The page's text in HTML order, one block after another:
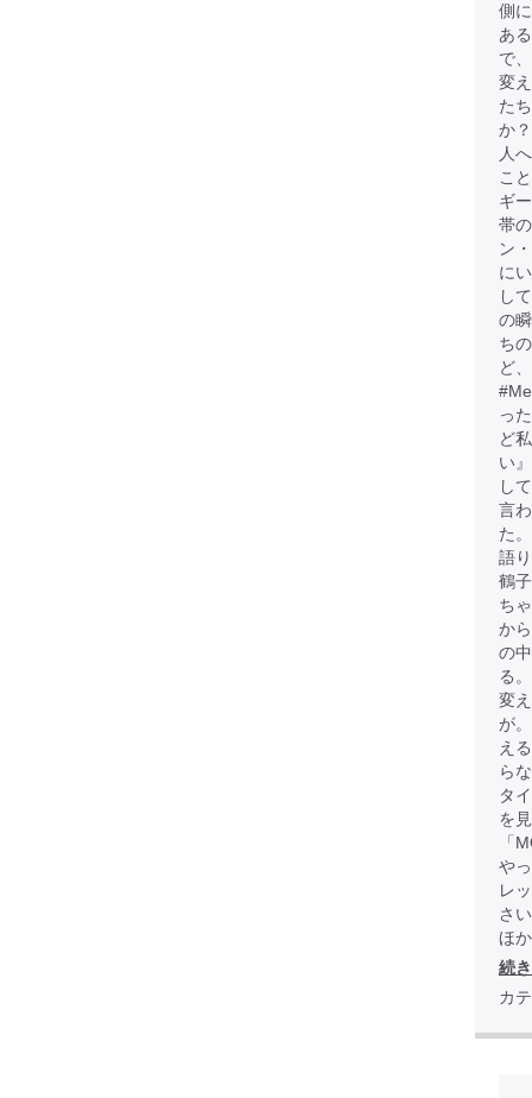
側
あ
で
変
た
か
人
こ
ギ
帯
ン
に
し
の
ち
ど
っ
ど
い
し
言
た
語
鶴
ち
か
の
る
変
が
え
ら
タ
を
「
や
レ
さ
ほ
続
カ